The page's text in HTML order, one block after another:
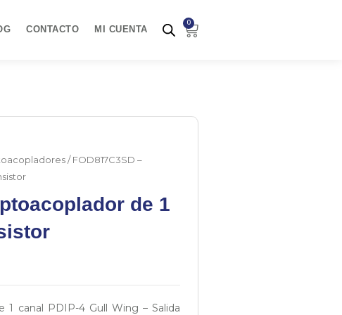
CONTACTO MI CUENTA
0
Carrito
/ FOD817C3SD –
de 1
1 canal PDIP-4 Gull Wing – Salida